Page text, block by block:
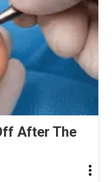
After The